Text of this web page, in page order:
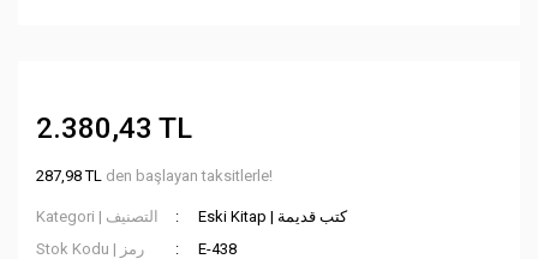
2.380,43 TL
287,98 TL den başlayan taksitlerle!
Kategori | التصنيف
Eski Kitap | كتب قديمة
Stok Kodu | رمز
E-438